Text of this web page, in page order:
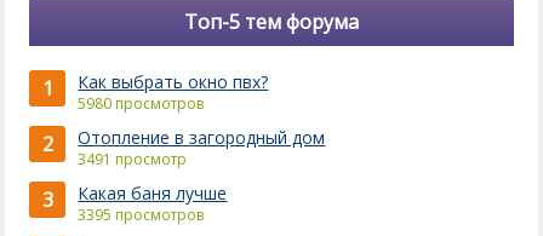
Топ-5 тем форума
1 Как выбрать окно пвх?
5980 просмотров
2 Отопление в загородный дом
3491 просмотр
3 Какая баня лучше
3395 просмотров